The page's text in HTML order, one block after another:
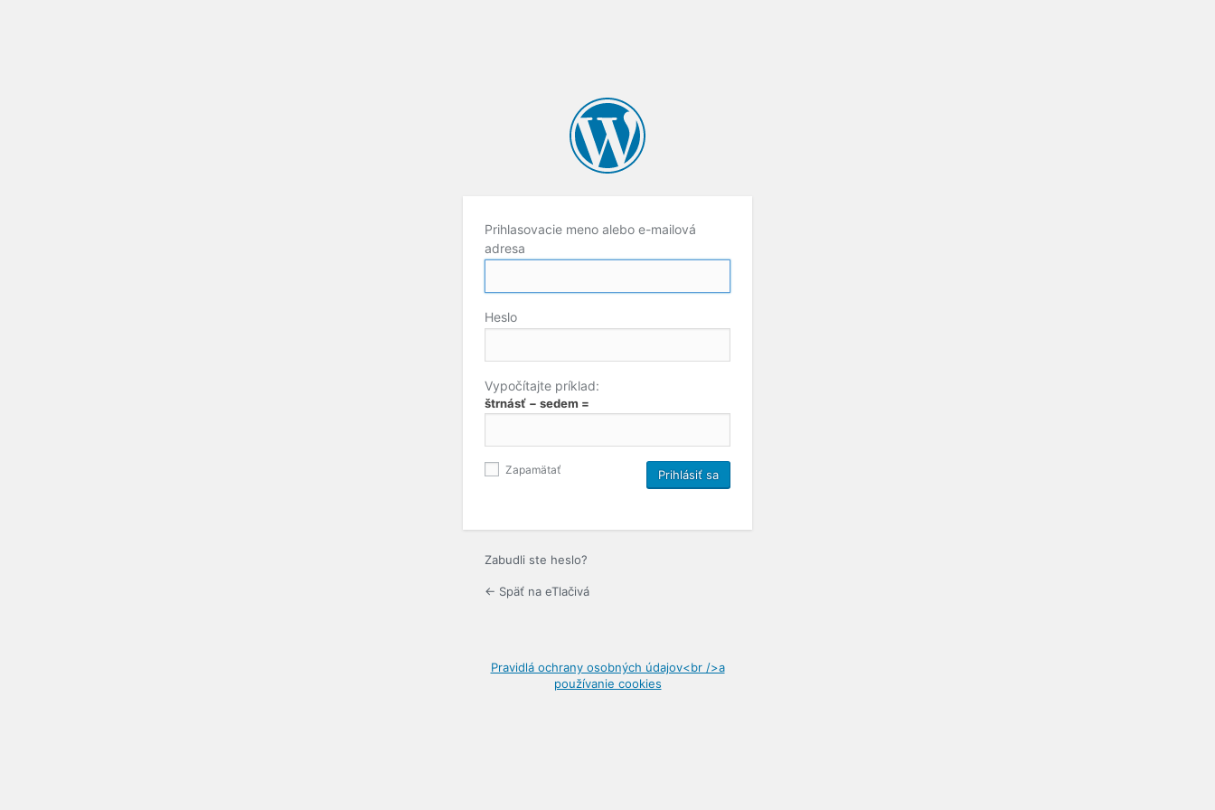
Prihlasovacie meno alebo e-mailová
adresa
Heslo
Vypočítajte príklad:
štrnásť − sedem =
Zapamätať
Zabudli ste heslo?
← Späť na eTlačivá
Pravidlá ochrany osobných údajov<br />a
používanie cookies